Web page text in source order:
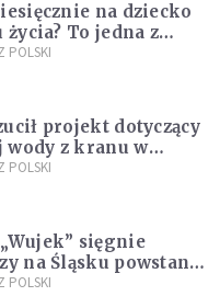
na dziecko
życia? To jedna z
programu "Rozwój
POLSKI
projekt dotyczący
wody z kranu w
POLSKI
sięgnie
na Śląsku powstanie
POLSKI